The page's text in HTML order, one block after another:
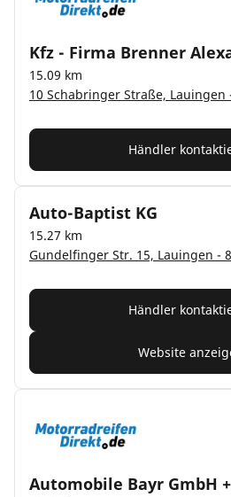
Kfz - Firma Brenner
15.09 km
10 Schabringer Straße, Lauingen
Händler
Auto-Baptist KG
15.27 km
Gundelfinger Str. 15, Lauingen -
Händler
Website
Automobile Bayr GmbH +